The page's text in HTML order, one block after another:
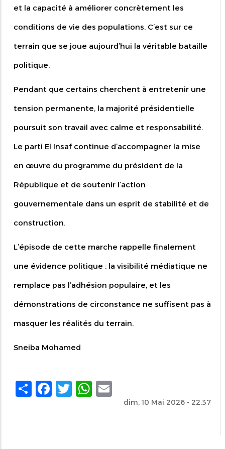
et la capacité à améliorer concrètement les
conditions de vie des populations. C’est sur ce
terrain que se joue aujourd’hui la véritable bataille
politique.
Pendant que certains cherchent à entretenir une
tension permanente, la majorité présidentielle
poursuit son travail avec calme et responsabilité.
Le parti El Insaf continue d’accompagner la mise
en œuvre du programme du président de la
République et de soutenir l’action
gouvernementale dans un esprit de stabilité et de
construction.
L’épisode de cette marche rappelle finalement
une évidence politique : la visibilité médiatique ne
remplace pas l’adhésion populaire, et les
démonstrations de circonstance ne suffisent pas à
masquer les réalités du terrain.
Sneiba Mohamed
ShareFacebook
Twitter
WhatsApp
dim, 10 Mai 2026 - 22:37